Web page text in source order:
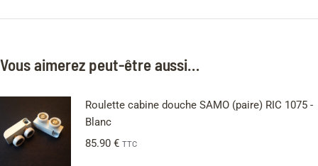
Vous aimerez peut-être aussi…
Roulette cabine douche SAMO (paire) RIC 1075 -
Blanc
85.90 € TTC